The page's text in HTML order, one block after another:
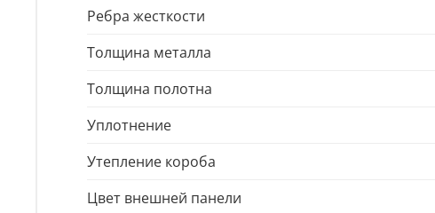
Ребра жесткости
Толщина металла
Толщина полотна
Уплотнение
Утепление короба
Цвет внешней панели